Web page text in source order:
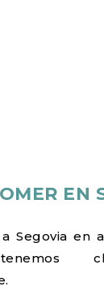
EN
Segovia en